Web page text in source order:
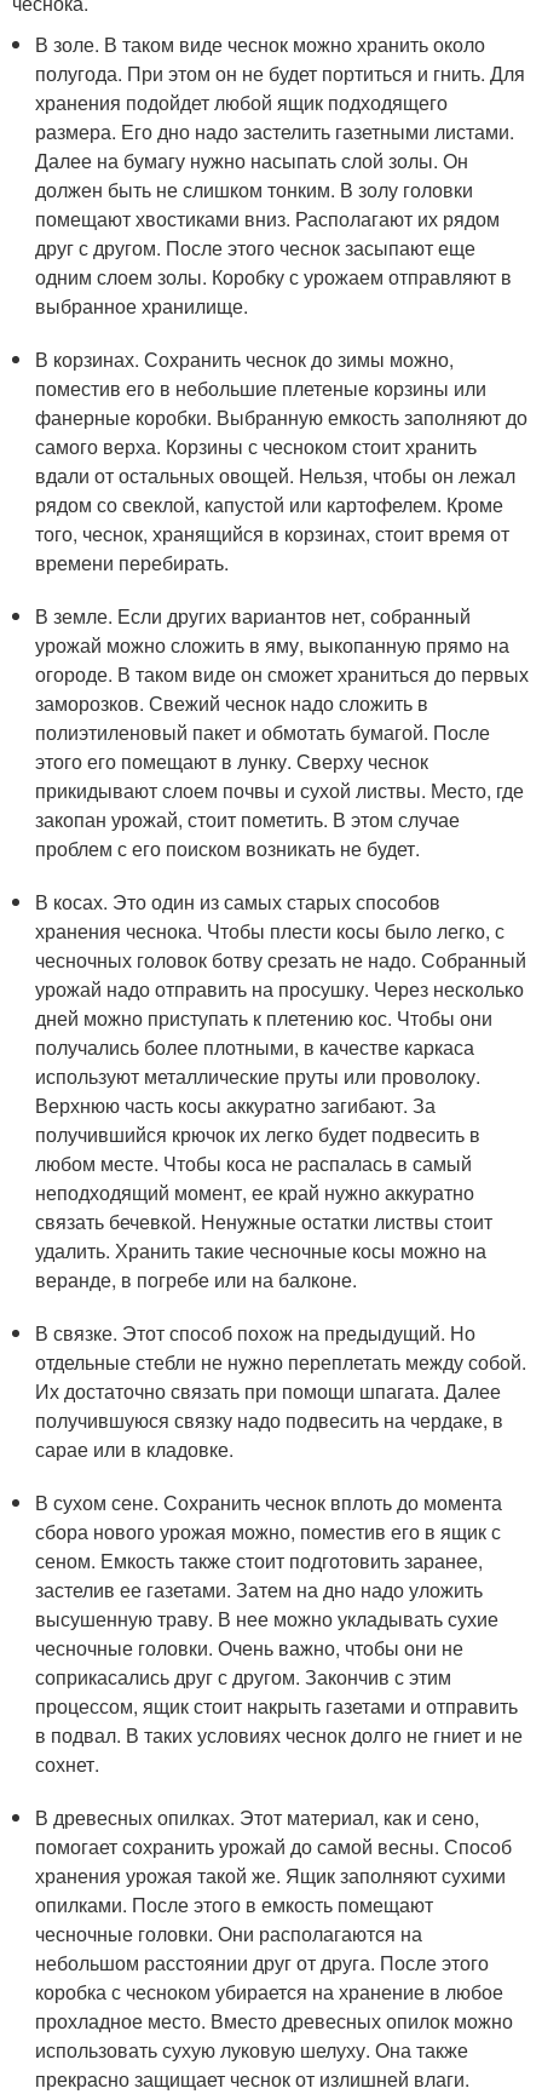
В золе. В таком виде чеснок можно хранить около
полугода. При этом он не будет портиться и гнить. Для
хранения подойдет любой ящик подходящего
размера. Его дно надо застелить газетными листами.
Далее на бумагу нужно насыпать слой золы. Он
должен быть не слишком тонким. В золу головки
помещают хвостиками вниз. Располагают их рядом
друг с другом. После этого чеснок засыпают еще
одним слоем золы. Коробку с урожаем отправляют в
выбранное хранилище.
В корзинах. Сохранить чеснок до зимы можно,
поместив его в небольшие плетеные корзины или
фанерные коробки. Выбранную емкость заполняют до
самого верха. Корзины с чесноком стоит хранить
вдали от остальных овощей. Нельзя, чтобы он лежал
рядом со свеклой, капустой или картофелем. Кроме
того, чеснок, хранящийся в корзинах, стоит время от
времени перебирать.
В земле. Если других вариантов нет, собранный
урожай можно сложить в яму, выкопанную прямо на
огороде. В таком виде он сможет храниться до первых
заморозков. Свежий чеснок надо сложить в
полиэтиленовый пакет и обмотать бумагой. После
этого его помещают в лунку. Сверху чеснок
прикидывают слоем почвы и сухой листвы. Место, где
закопан урожай, стоит пометить. В этом случае
проблем с его поиском возникать не будет.
В косах. Это один из самых старых способов
хранения чеснока. Чтобы плести косы было легко, с
чесночных головок ботву срезать не надо. Собранный
урожай надо отправить на просушку. Через несколько
дней можно приступать к плетению кос. Чтобы они
получались более плотными, в качестве каркаса
используют металлические пруты или проволоку.
Верхнюю часть косы аккуратно загибают. За
получившийся крючок их легко будет подвесить в
любом месте. Чтобы коса не распалась в самый
неподходящий момент, ее край нужно аккуратно
связать бечевкой. Ненужные остатки листвы стоит
удалить. Хранить такие чесночные косы можно на
веранде, в погребе или на балконе.
В связке. Этот способ похож на предыдущий. Но
отдельные стебли не нужно переплетать между собой.
Их достаточно связать при помощи шпагата. Далее
получившуюся связку надо подвесить на чердаке, в
сарае или в кладовке.
В сухом сене. Сохранить чеснок вплоть до момента
сбора нового урожая можно, поместив его в ящик с
сеном. Емкость также стоит подготовить заранее,
застелив ее газетами. Затем на дно надо уложить
высушенную траву. В нее можно укладывать сухие
чесночные головки. Очень важно, чтобы они не
соприкасались друг с другом. Закончив с этим
процессом, ящик стоит накрыть газетами и отправить
в подвал. В таких условиях чеснок долго не гниет и не
сохнет.
В древесных опилках. Этот материал, как и сено,
помогает сохранить урожай до самой весны. Способ
хранения урожая такой же. Ящик заполняют сухими
опилками. После этого в емкость помещают
чесночные головки. Они располагаются на
небольшом расстоянии друг от друга. После этого
коробка с чесноком убирается на хранение в любое
прохладное место. Вместо древесных опилок можно
использовать сухую луковую шелуху. Она также
прекрасно защищает чеснок от излишней влаги.